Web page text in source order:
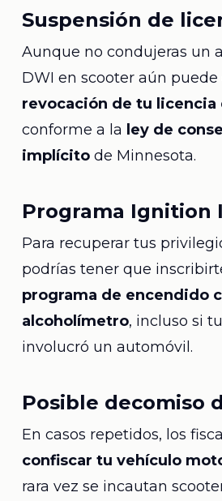
Suspensión de
Aunque no condujeras un
DWI en scooter aún puede
revocación de tu licencia
conforme a la ley de
implícitode Minnesota.
Programa Ignition
Para recuperar tus
podrías tener que
programa de encendido
alcoholímetro, incluso si
involucró un automóvil.
Posible decomiso
En casos repetidos, los
confiscar tu vehículo
rara vez se incautan